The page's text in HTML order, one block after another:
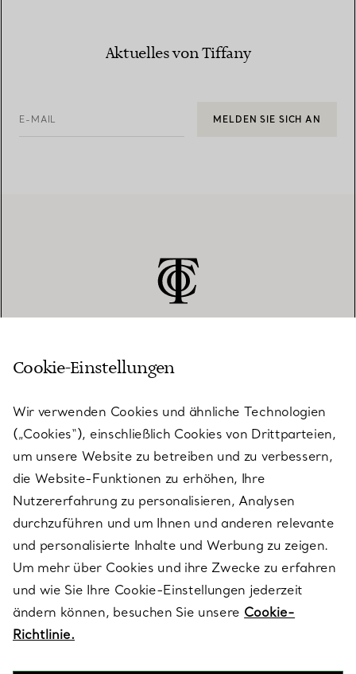
Aktuelles von Tiffany
E-MAIL MELDEN SIE SICH AN
KUNDENSERVICE
SERVICES
ÜBER TIFFANY & CO.
RECHTLICHE HINWEISE
FOLGEN SIE UNS
Cookie-Einstellungen
Wir verwenden Cookies und ähnliche Technologien
(„Cookies“), einschließlich Cookies von Drittparteien,
um unsere Website zu betreiben und zu verbessern,
die Website-Funktionen zu erhöhen, Ihre
Nutzererfahrung zu personalisieren, Analysen
durchzuführen und um Ihnen und anderen relevante
und personalisierte Inhalte und Werbung zu zeigen.
Um mehr über Cookies und ihre Zwecke zu erfahren
und wie Sie Ihre Cookie-Einstellungen jederzeit
ändern können, besuchen Sie unsere Cookie-
Richtlinie.